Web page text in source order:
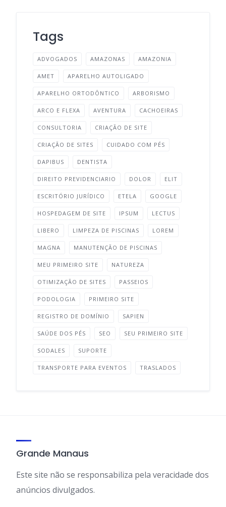
Tags
ADVOGADOS AMAZONAS AMAZONIA
AMET APARELHO AUTOLIGADO
APARELHO ORTODÔNTICO ARBORISMO
ARCO E FLEXA AVENTURA CACHOEIRAS
CONSULTORIA CRIAÇÃO DE SITE
CRIAÇÃO DE SITES CUIDADO COM PÉS
DAPIBUS DENTISTA
DIREITO PREVIDENCIARIO DOLOR ELIT
ESCRITÓRIO JURÍDICO ETELA GOOGLE
HOSPEDAGEM DE SITE IPSUM LECTUS
LIBERO LIMPEZA DE PISCINAS LOREM
MAGNA MANUTENÇÃO DE PISCINAS
MEU PRIMEIRO SITE NATUREZA
OTIMIZAÇÃO DE SITES PASSEIOS
PODOLOGIA PRIMEIRO SITE
REGISTRO DE DOMÍNIO SAPIEN
SAÚDE DOS PÉS SEO SEU PRIMEIRO SITE
SODALES SUPORTE
TRANSPORTE PARA EVENTOS TRASLADOS
Grande Manaus
Este site não se responsabiliza pela veracidade dos
anúncios divulgados.